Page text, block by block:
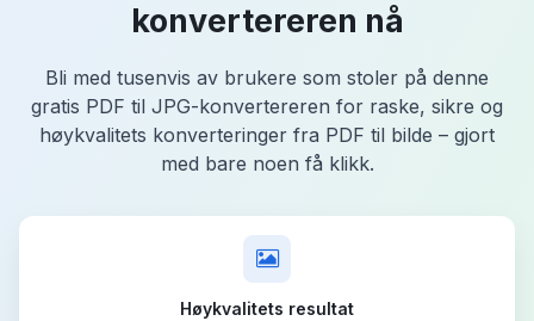
konvertereren nå
Bli med tusenvis av brukere som stoler på denne
gratis PDF til JPG-konvertereren for raske, sikre og
høykvalitets konverteringer fra PDF til bilde – gjort
med bare noen få klikk.
Høykvalitets resultat